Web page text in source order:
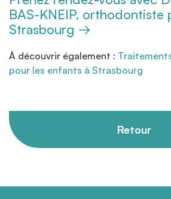
BAS-KNEIP, orthodontiste
Strasbourg →
À découvrir également :
pour les enfants à Strasbourg
Retour